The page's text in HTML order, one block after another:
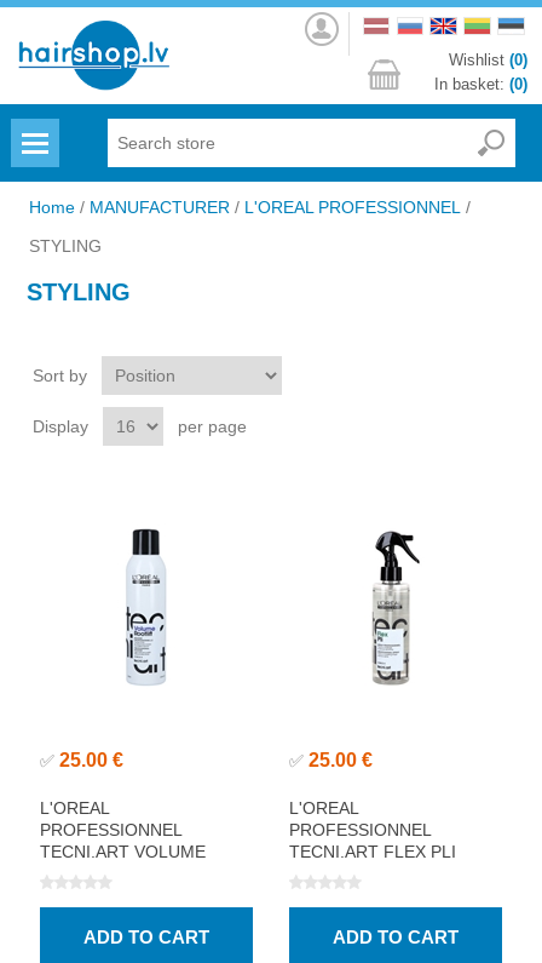
Log
in
Wishlist (0)
In basket: (0)
Home / MANUFACTURER / L'OREAL PROFESSIONNEL /
STYLING
STYLING
Sort by
Display per page
✅ 25.00 €
L'OREAL
PROFESSIONNEL
TECNI.ART VOLUME
ROOTLIFT MOUSSE
250ML
✅ 25.00 €
L'OREAL
PROFESSIONNEL
TECNI.ART FLEX PLI
THERMO-MODELLING
SPRAY 190ML